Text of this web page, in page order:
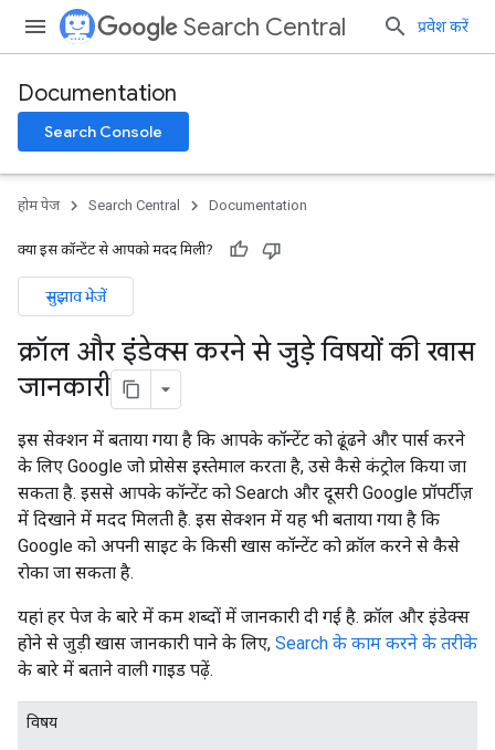
Search Central प्रवेश करें
Documentation
Search Console
होम पेज Search Central Documentation
क्या इस कॉन्टेंट से आपको मदद मिली?
सुझाव भेजें
क्रॉल और इंंडेक्स करने से जुड़े विषयों की खास
जानकारी
इस सेक्शन में बताया गया है कि आपके कॉन्टेंट को ढूंढने और पार्स करने
के लिए Google जो प्रोसेस इस्तेमाल करता है, उसे कैसे कंट्रोल किया जा
सकता है. इससे आपके कॉन्टेंट को Search और दूसरी Google प्रॉपर्टीज़
में दिखाने में मदद मिलती है. इस सेक्शन में यह भी बताया गया है कि
Google को अपनी साइट के किसी खास कॉन्टेंट को क्रॉल करने से कैसे
रोका जा सकता है.
यहां हर पेज के बारे में कम शब्दों में जानकारी दी गई है. क्रॉल और इंडेक्स
होने से जुड़ी खास जानकारी पाने के लिए, Search के काम करने के तरीके
के बारे में बताने वाली गाइड पढ़ें.
विषय